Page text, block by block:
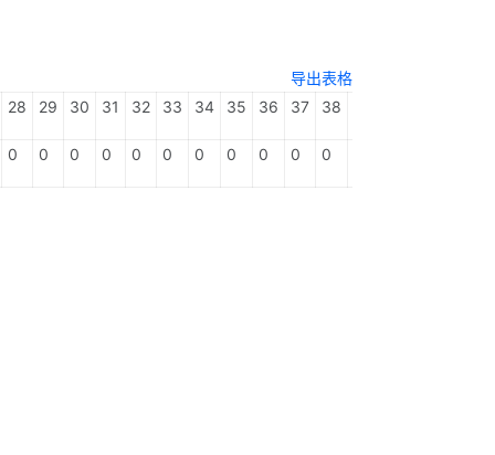
导出表格
28
29 30 31 32 33 34 35 36 37 38
0 0 0 0 0 0 0 0 0 0 0